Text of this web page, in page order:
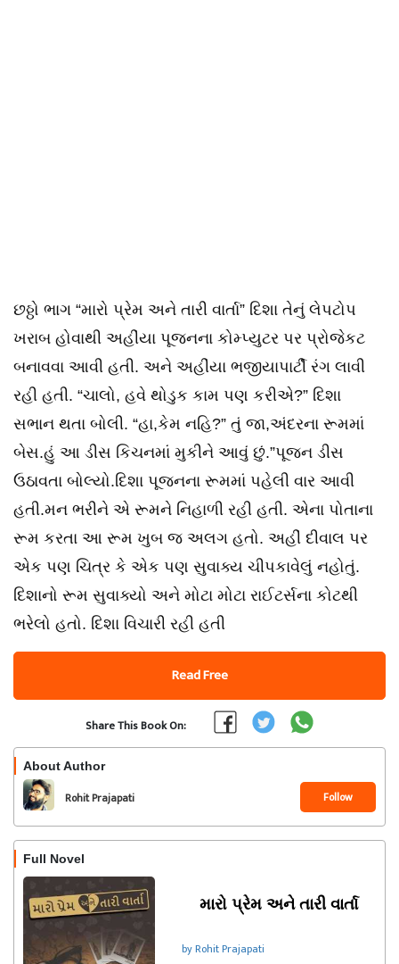
છઠ્ઠો ભાગ “મારો પ્રેમ અને તારી વાર્તા” દિશા તેનું લેપટોપ
ખરાબ હોવાથી અહીંયા પૂજનના કોમ્પ્યુટર પર પ્રોજેકટ
બનાવવા આવી હતી. અને અહીંયા ભજીયાપાર્ટી રંગ લાવી
રહી હતી. “ચાલો, હવે થોડુક કામ પણ કરીએ?” દિશા
સભાન થતા બોલી. “હા,કેમ નહિ?” તું જા,અંદરના રૂમમાં
બેસ.હું આ ડીસ કિચનમાં મુકીને આવું છું.”પૂજન ડીસ
ઉઠાવતા બોલ્યો.દિશા પૂજનના રૂમમાં પહેલી વાર આવી
હતી.મન ભરીને એ રૂમને નિહાળી રહી હતી. એના પોતાના
રૂમ કરતા આ રૂમ ખુબ જ અલગ હતો. અહીં દીવાલ પર
એક પણ ચિત્ર કે એક પણ સુવાક્ય ચીપકાવેલું નહોતું.
દિશાનો રૂમ સુવાક્યો અને મોટા મોટા રાઈટર્સના કોટથી
ભરેલો હતો. દિશા વિચારી રહી હતી
Read Free
Share This Book On:
About Author
Rohit Prajapati Follow
Full Novel
મારો પ્રેમ અને તારી વાર્તા
by Rohit Prajapati